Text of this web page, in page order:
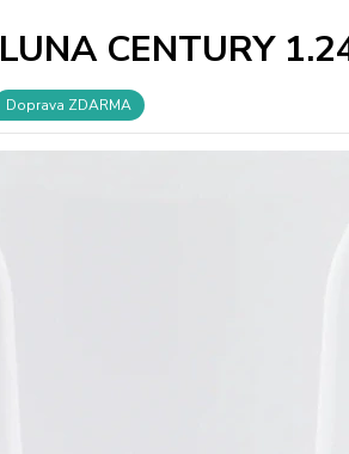
CENTURY
Doprava ZDARMA